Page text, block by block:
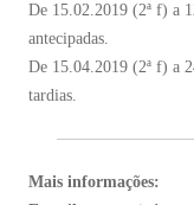
De 15.02.2019 (2ª f) a
antecipadas.
De 15.04.2019 (2ª f) a
tardias.
Mais informações: